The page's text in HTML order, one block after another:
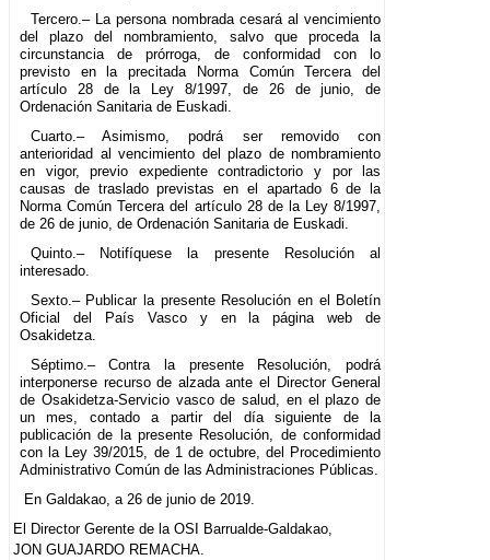
Tercero.– La persona nombrada cesará al vencimiento
del plazo del nombramiento, salvo que proceda la
circunstancia de prórroga, de conformidad con lo
previsto en la precitada Norma Común Tercera del
artículo 28 de la Ley 8/1997, de 26 de junio, de
Ordenación Sanitaria de Euskadi.
Cuarto.– Asimismo, podrá ser removido con
anterioridad al vencimiento del plazo de nombramiento
en vigor, previo expediente contradictorio y por las
causas de traslado previstas en el apartado 6 de la
Norma Común Tercera del artículo 28 de la Ley 8/1997,
de 26 de junio, de Ordenación Sanitaria de Euskadi.
Quinto.– Notifíquese la presente Resolución al
interesado.
Sexto.– Publicar la presente Resolución en el Boletín
Oficial del País Vasco y en la página web de
Osakidetza.
Séptimo.– Contra la presente Resolución, podrá
interponerse recurso de alzada ante el Director General
de Osakidetza-Servicio vasco de salud, en el plazo de
un mes, contado a partir del día siguiente de la
publicación de la presente Resolución, de conformidad
con la Ley 39/2015, de 1 de octubre, del Procedimiento
Administrativo Común de las Administraciones Públicas.
En Galdakao, a 26 de junio de 2019.
El Director Gerente de la OSI Barrualde-Galdakao,
JON GUAJARDO REMACHA.